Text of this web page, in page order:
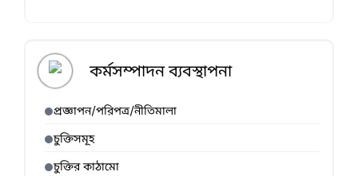
কর্মসম্পাদন ব্যবস্থাপনা
প্রজ্ঞাপন/পরিপত্র/নীতিমালা
চুক্তিসমূহ
চুক্তির কাঠামো